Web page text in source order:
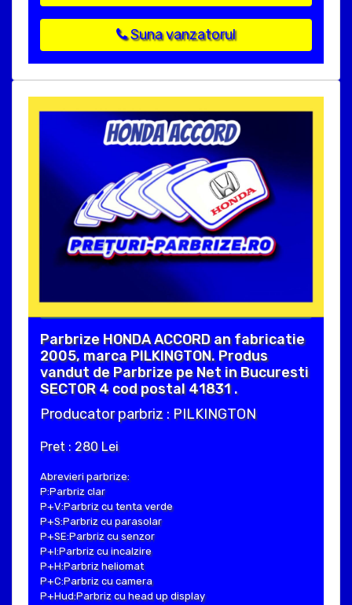
Suna vanzatorul
Parbrize HONDA ACCORD an fabricatie
2005, marca PILKINGTON. Produs
vandut de Parbrize pe Net in Bucuresti
SECTOR 4 cod postal 41831 .
Producator parbriz : PILKINGTON
Pret : 280 Lei
Abrevieri parbrize:
P:Parbriz clar
P+V:Parbriz cu tenta verde
P+S:Parbriz cu parasolar
P+SE:Parbriz cu senzor
P+I:Parbriz cu incalzire
P+H:Parbriz heliomat
P+C:Parbriz cu camera
P+Hud:Parbriz cu head up display